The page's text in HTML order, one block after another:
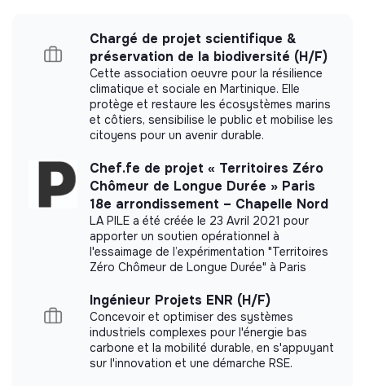
Website
Nonprofit organization
< 15 persons
Education
Impact study
VLIPP did not yet communicate its impact
measurement.
Labels and certifications
This structure did not communicate to us the
labels or certifications that it was able to obtain.
Chargé de projet scientifique &
préservation de la biodiversité (H/F)
Cette association oeuvre pour la résilience
climatique et sociale en Martinique. Elle
protège et restaure les écosystèmes marins
et côtiers, sensibilise le public et mobilise les
citoyens pour un avenir durable.
Chef.fe de projet « Territoires Zéro
Chômeur de Longue Durée » Paris
18e arrondissement – Chapelle Nord
LA PILE a été créée le 23 Avril 2021 pour
apporter un soutien opérationnel à
l'essaimage de l’expérimentation "Territoires
Zéro Chômeur de Longue Durée" à Paris
Ingénieur Projets ENR (H/F)
Concevoir et optimiser des systèmes
industriels complexes pour l'énergie bas
carbone et la mobilité durable, en s'appuyant
sur l'innovation et une démarche RSE.